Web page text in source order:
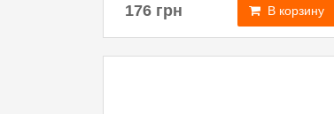
176 грн В корзину